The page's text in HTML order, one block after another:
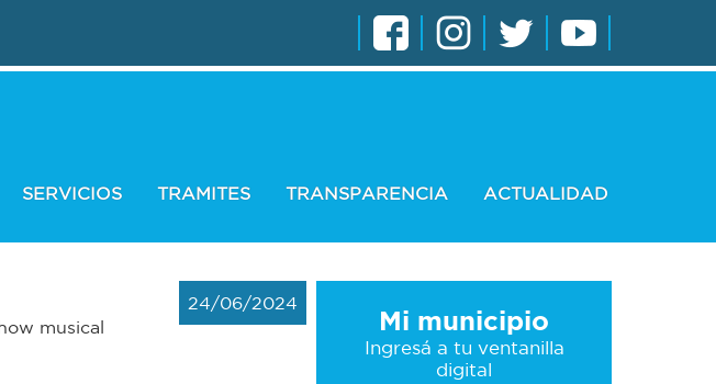
SERVICIOS TRAMITES TRANSPARENCIA ACTUALIDAD
24/06/2024
musical
Mi municipio
Ingresá a tu ventanilla
digital